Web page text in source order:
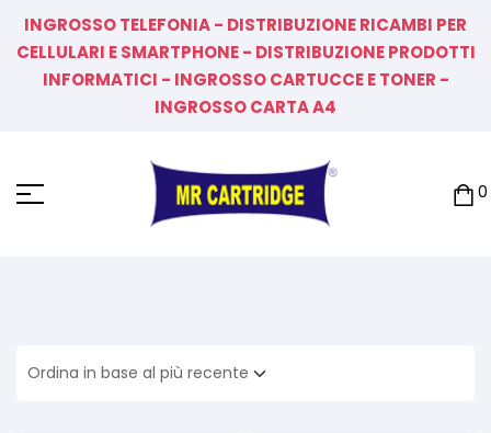
INGROSSO TELEFONIA - DISTRIBUZIONE RICAMBI PER
CELLULARI E SMARTPHONE - DISTRIBUZIONE PRODOTTI
INFORMATICI - INGROSSO CARTUCCE E TONER -
INGROSSO CARTA A4
0